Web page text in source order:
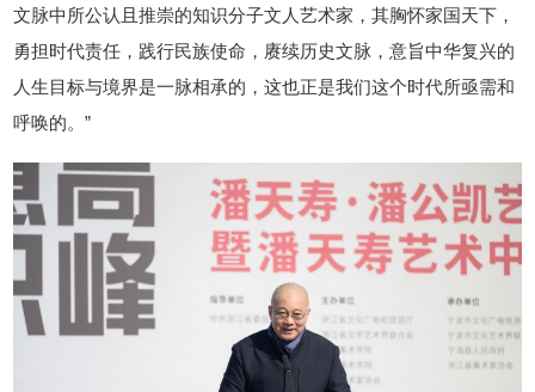
文脉中所公认且推崇的知识分子文人艺术家，其胸怀家国天下，
勇担时代责任，践行民族使命，赓续历史文脉，意旨中华复兴的
人生目标与境界是一脉相承的，这也正是我们这个时代所亟需和
呼唤的。”